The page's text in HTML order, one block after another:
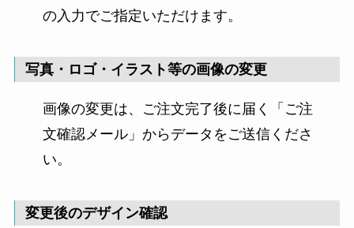
の入力でご指定いただけます。
写真・ロゴ・イラスト等の画像の変更
画像の変更は、ご注文完了後に届く「ご注
文確認メール」からデータをご送信くださ
い。
変更後のデザイン確認